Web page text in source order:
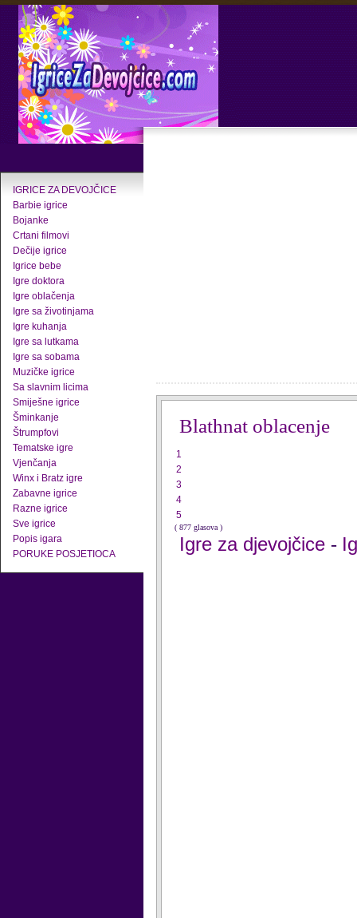
IGRICE ZA DEVOJČICE
Barbie igrice
Bojanke
Crtani filmovi
Dečije igrice
Igrice bebe
Igre doktora
Igre oblačenja
Igre sa životinjama
Igre kuhanja
Igre sa lutkama
Igre sa sobama
Muzičke igrice
Sa slavnim licima
Smiješne igrice
Šminkanje
Štrumpfovi
Tematske igre
Vjenčanja
Winx i Bratz igre
Zabavne igrice
Razne igrice
Sve igrice
Popis igara
PORUKE POSJETIOCA
Blathnat oblacenje
1
2
3
4
5
( 877 glasova )
Igre za djevojčice -